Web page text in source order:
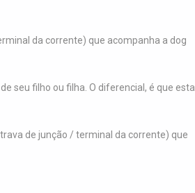
da corrente) que acompanha a dog
seu filho ou filha. O diferencial, é que esta
de junção / terminal da corrente) que